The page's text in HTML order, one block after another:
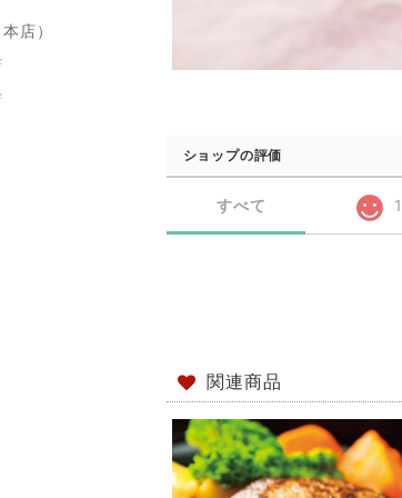
店）
ショップの評価
すべて 1
関連商品